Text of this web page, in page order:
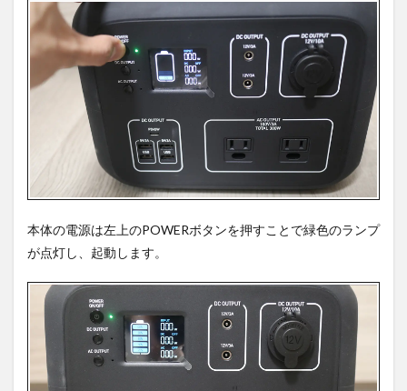
本体の電源は左上のPOWERボタンを押すことで緑色のランプ
が点灯し、起動します。